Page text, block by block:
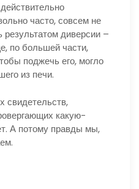
часто, совсем не
результатом диверсии –
по большей части,
поджечь его, могло
из печи.
свидетельств,
какую-
А потому правды мы,